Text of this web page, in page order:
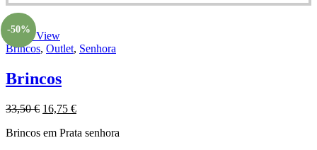
-50%
Quick View
Brincos, Outlet, Senhora
Brincos
33,50€ 16,75 €
Brincos em Prata senhora